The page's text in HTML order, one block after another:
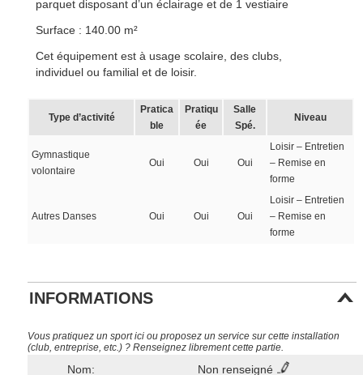
parquet disposant d’un éclairage et de 1 vestiaire
Surface : 140.00 m²
Cet équipement est à usage scolaire, des clubs,
individuel ou familial et de loisir.
Type d’activité
Pratica
ble
Pratiqu
ée
Salle
Spé.
Niveau
Gymnastique
volontaire
Oui Oui Oui
Loisir – Entretien
– Remise en
forme
Autres Danses Oui Oui Oui
Loisir – Entretien
– Remise en
forme
INFORMATIONS
Vous pratiquez un sport ici ou proposez un service sur cette installation
(club, entreprise, etc.) ? Renseignez librement cette partie.
Nom: Non renseigné